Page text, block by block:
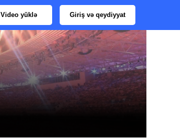
Video yüklə Giriş və qeydiyyat